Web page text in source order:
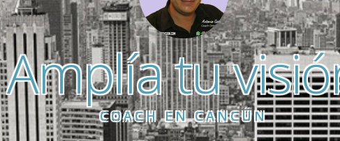
Amplía tu
COACH EN CANCÚN